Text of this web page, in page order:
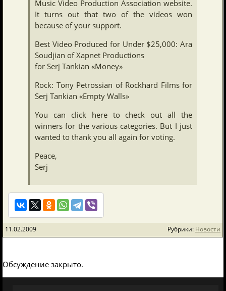
Music Video Production Association website.
It turns out that two of the videos won
because of your support.
Best Video Produced for Under $25,000: Ara
Soudjian of Xapnet Productions
for Serj Tankian «Money»
Rock: Tony Petrossian of Rockhard Films for
Serj Tankian «Empty Walls»
You can click here to check out all the
winners for the various categories. But I just
wanted to thank you all again for voting.
Peace,
Serj
11.02.2009 Рубрики: Новости
Обсуждение закрыто.